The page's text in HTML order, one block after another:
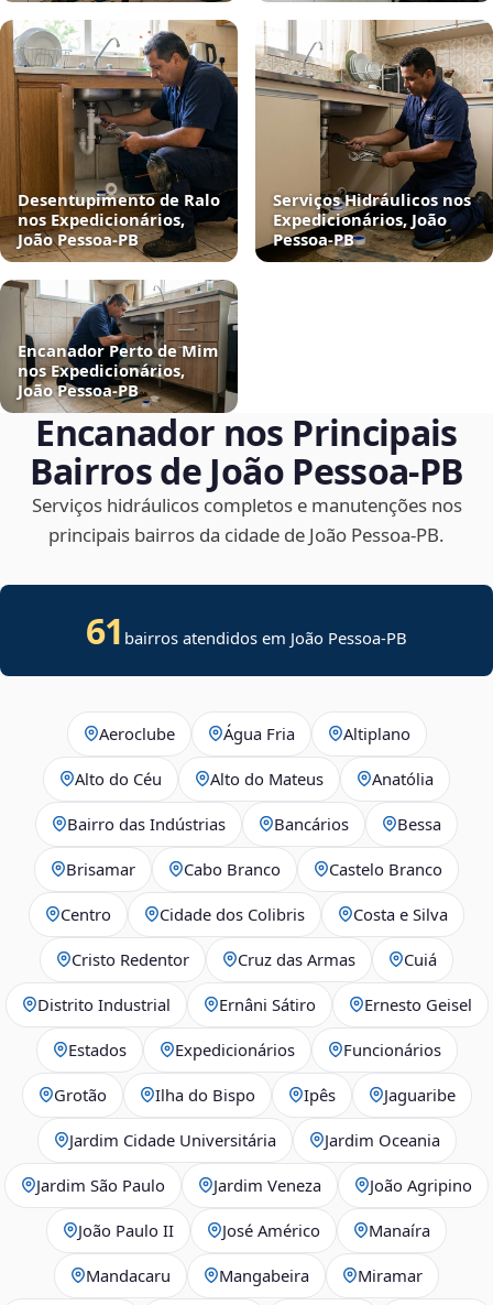
Desentupimento de Ralo
nos Expedicionários,
João Pessoa‑PB
Serviços Hidráulicos nos
Expedicionários, João
Pessoa‑PB
Encanador Perto de Mim
nos Expedicionários,
João Pessoa‑PB
Encanador nos Principais
Bairros de João Pessoa‑PB
Serviços hidráulicos completos e manutenções nos
principais bairros da cidade de João Pessoa‑PB.
61 bairros atendidos em João Pessoa-PB
Aeroclube Água Fria Altiplano
Alto do Céu Alto do Mateus Anatólia
Bairro das Indústrias Bancários Bessa
Brisamar Cabo Branco Castelo Branco
Centro Cidade dos Colibris Costa e Silva
Cristo Redentor Cruz das Armas Cuiá
Distrito Industrial Ernâni Sátiro Ernesto Geisel
Estados Expedicionários Funcionários
Grotão Ilha do Bispo Ipês Jaguaribe
Jardim Cidade Universitária Jardim Oceania
Jardim São Paulo Jardim Veneza João Agripino
João Paulo II José Américo Manaíra
Mandacaru Mangabeira Miramar